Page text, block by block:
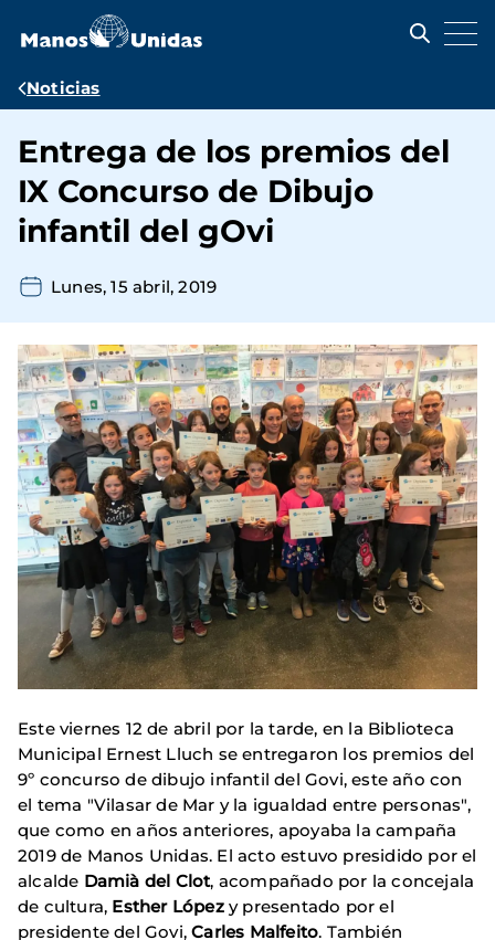
contenido
Ruta
navegación
Noticias
Entrega de los premios del
IX Concurso de Dibujo
infantil del gOvi
Lunes, 15 abril, 2019
Este viernes 12 de abril por la tarde, en la Biblioteca
Municipal Ernest Lluch se entregaron los premios del
9º concurso de dibujo infantil del Govi, este año con
el tema "Vilasar de Mar y la igualdad entre personas",
que como en años anteriores, apoyaba la campaña
2019 de Manos Unidas. El acto estuvo presidido por el
alcalde Damià del Clot, acompañado por la concejala
de cultura, Esther Lópezy presentado por el
presidente del Govi,Carles Malfeito. También